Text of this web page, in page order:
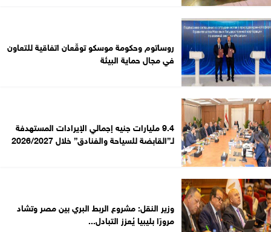
روساتوم وحكومة موسكو توقّعان اتفاقية للتعاون
في مجال حماية البيئة
9.4 مليارات جنيه إجمالي الإيرادات المستهدفة
لـ”القابضة للسياحة والفنادق” خلال 2026/2027
وزير النقل: مشروع الربط البري بين مصر وتشاد
مرورًا بليبيا يُعزز التبادل...